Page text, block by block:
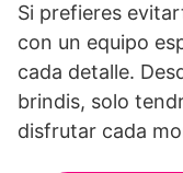
Si prefieres
con un equipo
cada detalle.
brindis, solo
disfrutar cada